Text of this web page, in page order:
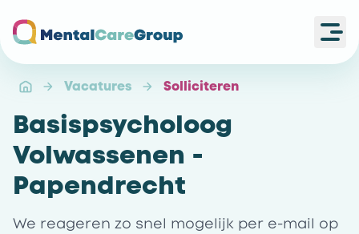
Vacatures Solliciteren
Basispsycholoog
Volwassenen -
Papendrecht
We reageren zo snel mogelijk per e-mail op